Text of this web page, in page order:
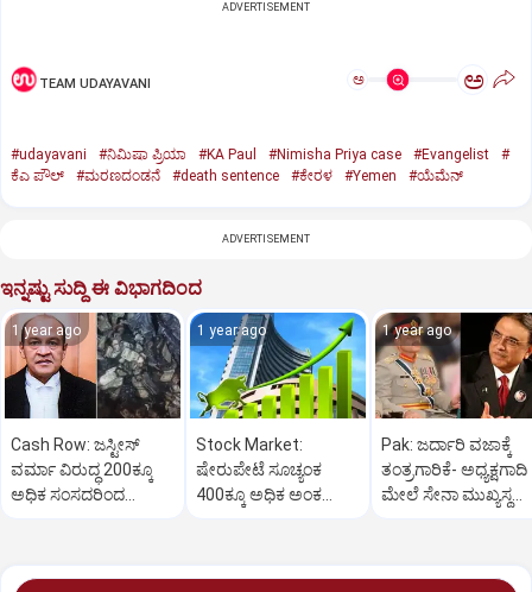
ADVERTISEMENT
TEAM UDAYAVANI ಅ ಅ
#udayavani #ನಿಮಿಷಾ ಪ್ರಿಯಾ #KA Paul #Nimisha Priya case #Evangelist
#
ಕೆಎ ಪೌಲ್
#ಮರಣದಂಡನೆ #death sentence #ಕೇರಳ #Yemen #ಯೆಮೆನ್‌
ADVERTISEMENT
ಇನ್ನಷ್ಟು ಸುದ್ದಿ ಈ ವಿಭಾಗದಿಂದ
1 year ago
Cash Row: ಜಸ್ಟೀಸ್‌
ವರ್ಮಾ ವಿರುದ್ಧ 200ಕ್ಕೂ
ಅಧಿಕ ಸಂಸದರಿಂದ
1 year ago
Stock Market:
ಷೇರುಪೇಟೆ ಸೂಚ್ಯಂಕ
400ಕ್ಕೂ ಅಧಿಕ ಅಂಕ
1 year ago
Pak: ಜರ್ದಾರಿ ವಜಾಕ್ಕೆ
ತಂತ್ರಗಾರಿಕೆ- ಅಧ್ಯಕ್ಷಗಾದಿ
ಮೇಲೆ ಸೇನಾ ಮುಖ್ಯಸ್ಥ